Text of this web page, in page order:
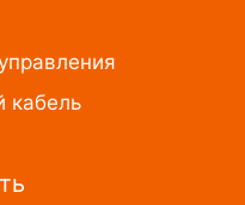
кабель